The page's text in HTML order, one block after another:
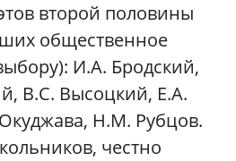
второй половины
общественное
И.А. Бродский,
В.С. Высоцкий, Е.А.
Н.М. Рубцов.
честно